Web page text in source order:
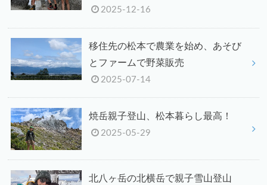
2025-12-16
移住先の松本で農業を始め、あそび
とファームで野菜販売
2025-07-14
焼岳親子登山、松本暮らし最高！
2025-05-29
北八ヶ岳の北横岳で親子雪山登山